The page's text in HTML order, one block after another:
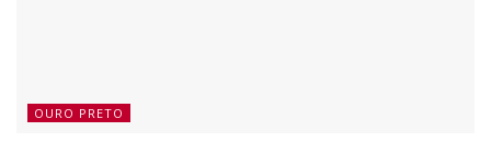
OURO PRETO